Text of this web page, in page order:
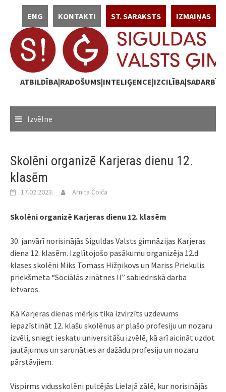
content
IZMAIŅAS
ST. SARAKSTS
KONTAKTI
ENG
Izvēlne
Skolēni organizē Karjeras dienu 12.
klasēm
17.02.2023. Arnita Čoiča
Skolēni organizē Karjeras dienu 12. klasēm
30. janvārī norisinājās Siguldas Valsts ģimnāzijas Karjeras
diena 12. klasēm. Izglītojošo pasākumu organizēja 12.d
klases skolēni Miks Tomass Hižņikovs un Mariss Priekulis
priekšmeta “Sociālās zinātnes II” sabiedriskā darba
ietvaros.
Kā Karjeras dienas mērķis tika izvirzīts uzdevums
iepazīstināt 12. klašu skolēnus ar plašo profesiju un nozaru
izvēli, sniegt ieskatu universitāšu izvēlē, kā arī aicināt uzdot
jautājumus un sarunāties ar dažādu profesiju un nozaru
pārstāvjiem.
Vispirms vidusskolēni pulcējās Lielajā zālē, kur norisinājās